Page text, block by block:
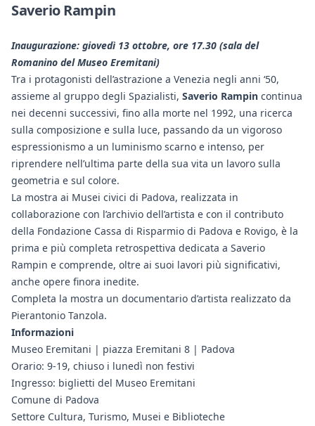
Saverio Rampin
Inaugurazione: giovedì 13 ottobre, ore 17.30 (sala del
Romanino del Museo Eremitani)
Tra i protagonisti dell’astrazione a Venezia negli anni ‘50,
assieme al gruppo degli Spazialisti, Saverio Rampin continua
nei decenni successivi, fino alla morte nel 1992, una ricerca
sulla composizione e sulla luce, passando da un vigoroso
espressionismo a un luminismo scarno e intenso, per
riprendere nell’ultima parte della sua vita un lavoro sulla
geometria e sul colore.
La mostra ai Musei civici di Padova, realizzata in
collaborazione con l’archivio dell’artista e con il contributo
della Fondazione Cassa di Risparmio di Padova e Rovigo, è la
prima e più completa retrospettiva dedicata a Saverio
Rampin e comprende, oltre ai suoi lavori più significativi,
anche opere finora inedite.
Completa la mostra un documentario d’artista realizzato da
Pierantonio Tanzola.
Informazioni
Museo Eremitani | piazza Eremitani 8 | Padova
Orario: 9-19, chiuso i lunedì non festivi
Ingresso: biglietti del Museo Eremitani
Comune di Padova
Settore Cultura, Turismo, Musei e Biblioteche